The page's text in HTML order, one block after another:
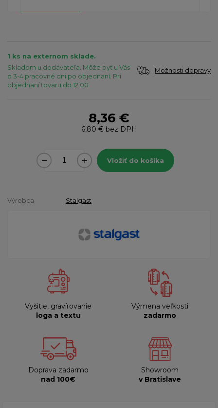
1 ks na externom sklade.
Skladom u dodávateľa. Môže byť u Vás
o 3-4 pracovné dni po objednaní. Pri
objednaní tovaru do 12:00.
Možnosti dopravy
8,36 €
6,80 €bez DPH
Vložiť do košíka
Výrobca Stalgast
Vyšitie, gravírovanie
loga a textu
Výmena veľkosti
zadarmo
Doprava zadarmo
nad 100€
Showroom
v Bratislave